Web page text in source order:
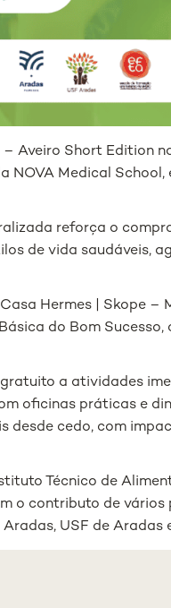
Aveiro Short Edition
NOVA Medical
reforça o
de vida saudáveis,
Hermes | Skope –
do Bom
a atividades
oficinas práticas e
desde cedo, com
Técnico de
o contributo de vários
USF de Aradas